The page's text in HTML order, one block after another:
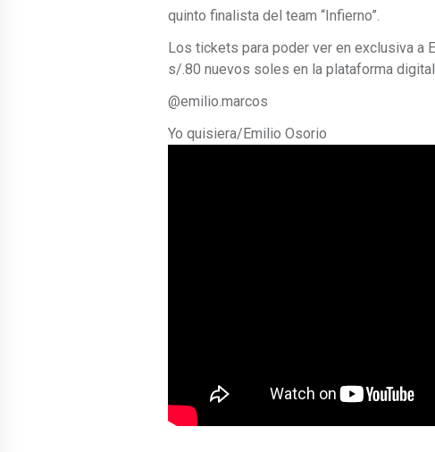
quinto finalista del team “Infierno”.
Los tickets para poder ver en exclusiva a
s/.80 nuevos soles en la plataforma
@emilio.marcos
Yo quisiera/Emilio Osorio